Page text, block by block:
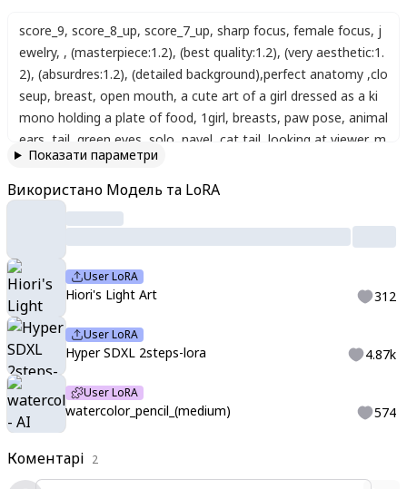
Коментарі 2
score_9, score_8_up, score_7_up, sharp focus, female focus, j
ewelry, , (masterpiece:1.2), (best quality:1.2), (very aesthetic:1.
2), (absurdres:1.2), (detailed background),perfect anatomy ,clo
seup, breast, open mouth, a cute art of a girl dressed as a ki
mono holding a plate of food, 1girl, breasts, paw pose, animal
ears tail green eyes solo navel cat tail looking at viewer, m
idriff, cat ears, skirt, long hair
e hair, frills, crop top, cleavage, smile
es, cat girl
st apron, standing on one leg, :d, food, standing, :3,(watercol
or_\(medium\):1.2)(simple coloring,flat color:2)dutch angle
Показати параметри
Використано Модель та LoRA
User LoRA
Hiori's Light Art 312
User LoRA
Hyper SDXL 2steps-lora 4.87k
User LoRA
watercolor_pencil_(medium) 574